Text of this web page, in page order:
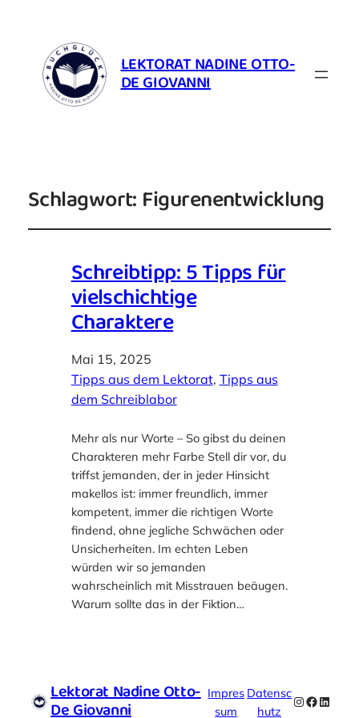
LEKTORAT NADINE OTTO-
DE GIOVANNI
Schlagwort:Figurenentwicklung
Schreibtipp: 5 Tipps für
vielschichtige
Charaktere
Mai 15, 2025
Tipps aus dem Lektorat, Tipps aus
dem Schreiblabor
Mehr als nur Worte – So gibst du deinen
Charakteren mehr Farbe Stell dir vor, du
triffst jemanden, der in jeder Hinsicht
makellos ist: immer freundlich, immer
kompetent, immer die richtigen Worte
findend, ohne jegliche Schwächen oder
Unsicherheiten. Im echten Leben
würden wir so jemanden
wahrscheinlich mit Misstrauen beäugen.
Warum sollte das in der Fiktion…
Lektorat Nadine Otto-
De Giovanni
Impres
sum
Datensc
hutz
Instagram